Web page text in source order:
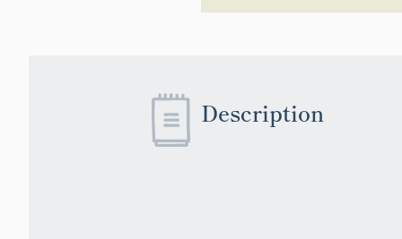
Description